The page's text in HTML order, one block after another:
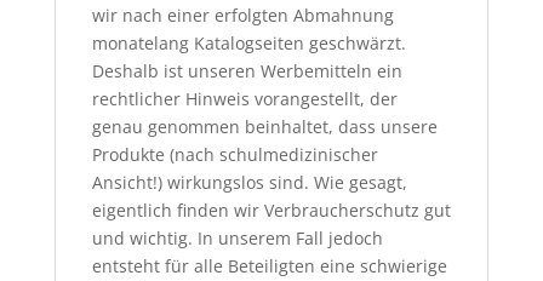
wir nach einer erfolgten Abmahnung
monatelang Katalogseiten geschwärzt.
Deshalb ist unseren Werbemitteln ein
rechtlicher Hinweis vorangestellt, der
genau genommen beinhaltet, dass unsere
Produkte (nach schulmedizinischer
Ansicht!) wirkungslos sind. Wie gesagt,
eigentlich finden wir Verbraucherschutz gut
und wichtig. In unserem Fall jedoch
entsteht für alle Beteiligten eine schwierige